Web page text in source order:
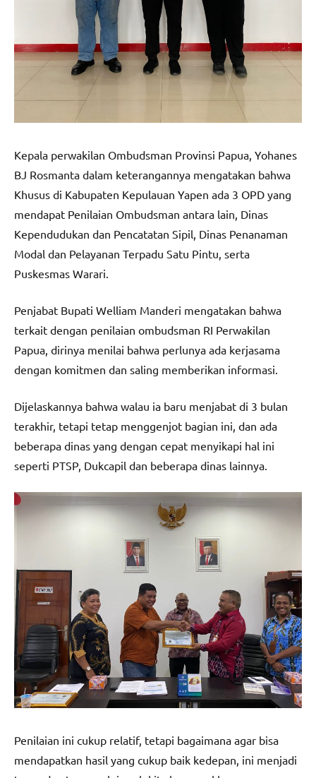
Kepala perwakilan Ombudsman Provinsi Papua, Yohanes
BJ Rosmanta dalam keterangannya mengatakan bahwa
Khusus di Kabupaten Kepulauan Yapen ada 3 OPD yang
mendapat Penilaian Ombudsman antara lain, Dinas
Kependudukan dan Pencatatan Sipil, Dinas Penanaman
Modal dan Pelayanan Terpadu Satu Pintu, serta
Puskesmas Warari.
Penjabat Bupati Welliam Manderi mengatakan bahwa
terkait dengan penilaian ombudsman RI Perwakilan
Papua, dirinya menilai bahwa perlunya ada kerjasama
dengan komitmen dan saling memberikan informasi.
Dijelaskannya bahwa walau ia baru menjabat di 3 bulan
terakhir, tetapi tetap menggenjot bagian ini, dan ada
beberapa dinas yang dengan cepat menyikapi hal ini
seperti PTSP, Dukcapil dan beberapa dinas lainnya.
Penilaian ini cukup relatif, tetapi bagaimana agar bisa
mendapatkan hasil yang cukup baik kedepan, ini menjadi